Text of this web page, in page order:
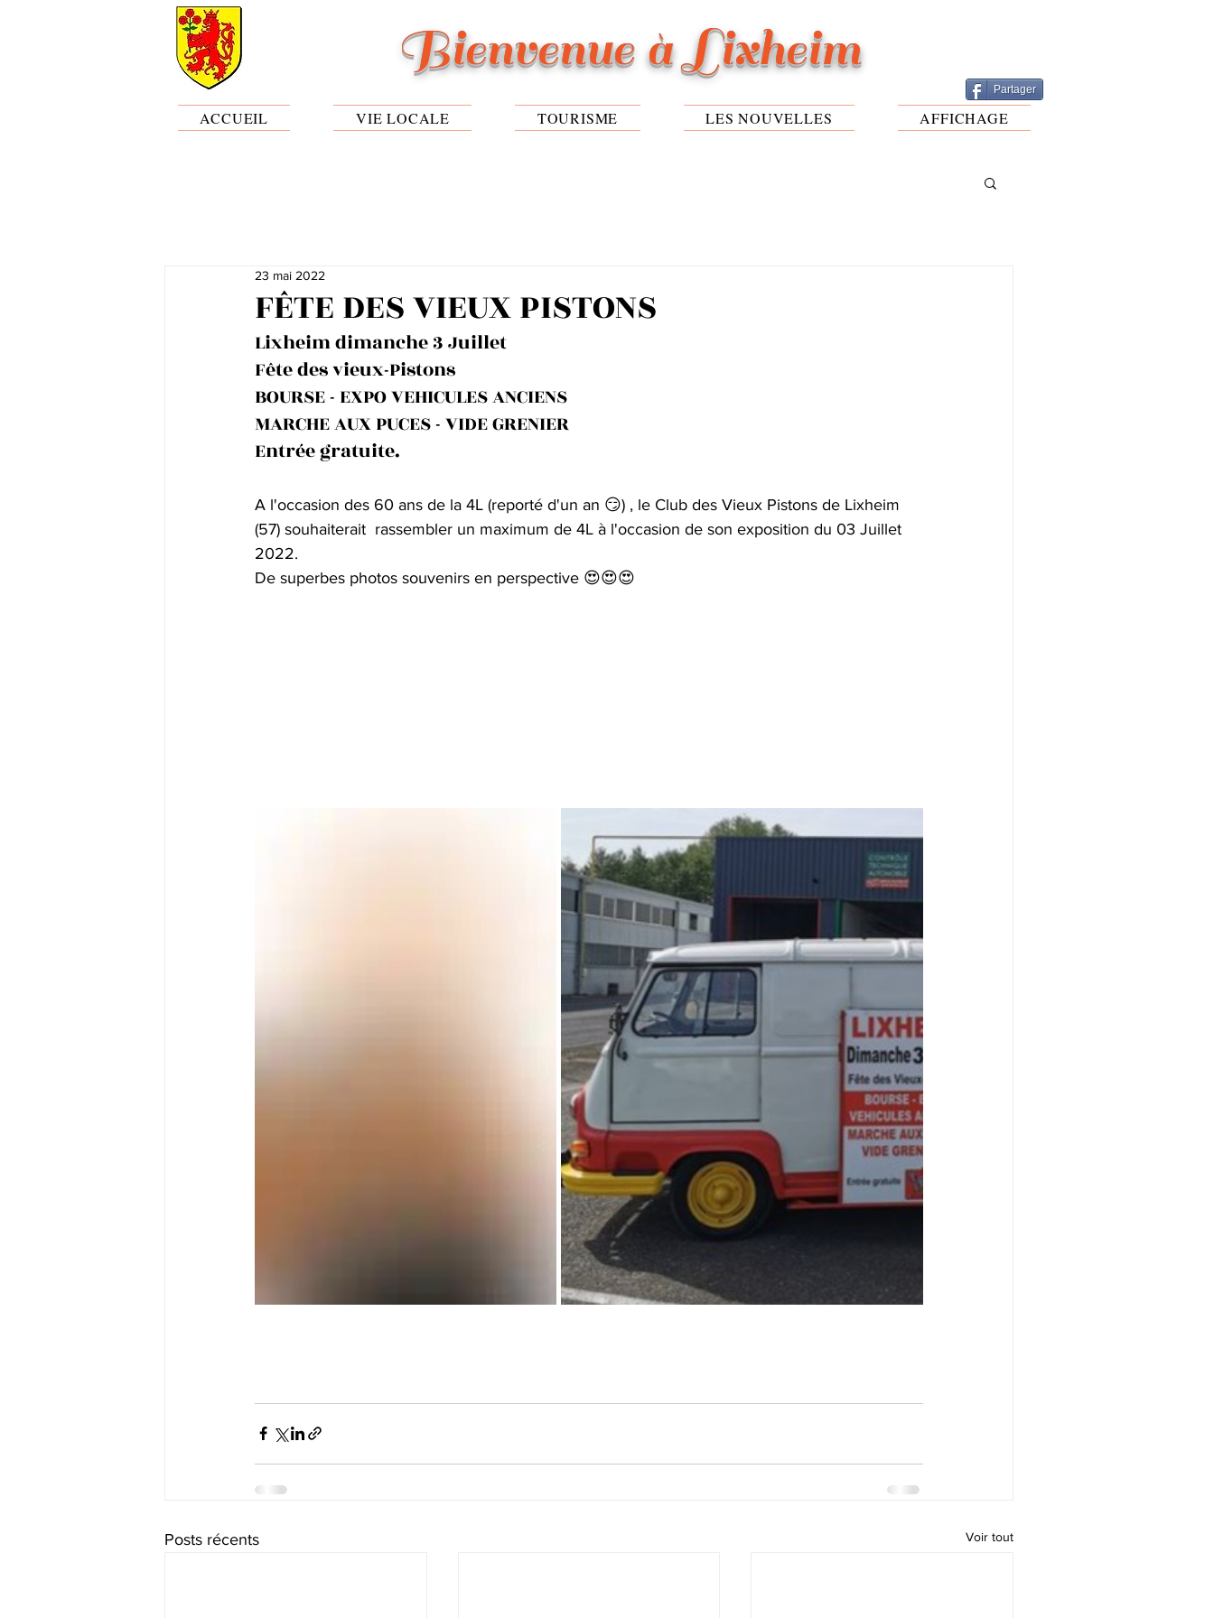
Bienvenue à Lixheim
Partager
ACCUEIL VIE LOCALE TOURISME LES NOUVELLES AFFICHAGE
FÊTE DES VIEUX PISTONS
23 mai 2022
Lixheim dimanche 3 Juillet
Fête des vieux-Pistons
BOURSE - EXPO VEHICULES ANCIENS
MARCHE AUX PUCES - VIDE GRENIER
Entrée gratuite.
A l'occasion des 60 ans de la 4L (reporté d'un an 😏) , le Club des Vieux Pistons de Lixheim
(57) souhaiterait  rassembler un maximum de 4L à l'occasion de son exposition du 03 Juillet
2022.
De superbes photos souvenirs en perspective 😍😍😍
Posts récents Voir tout